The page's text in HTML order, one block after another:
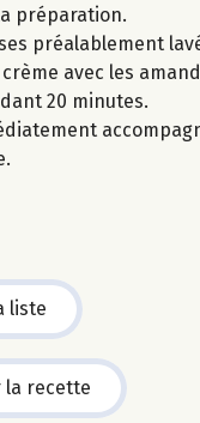
préparation.
préalablement
avec les
20 minutes.
liste
la recette